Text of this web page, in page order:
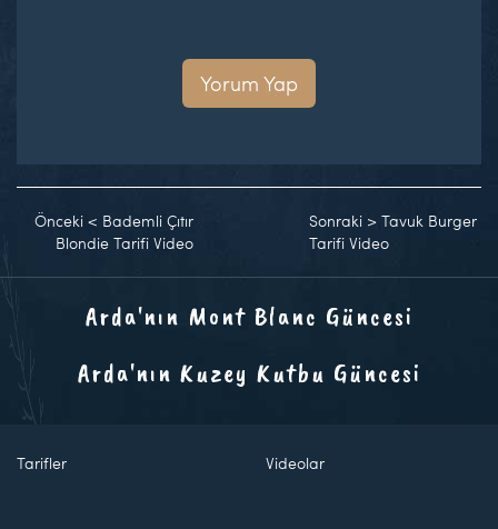
Yorum Yap
Önceki < Bademli Çıtır
Blondie Tarifi Video
Sonraki >Tavuk Burger
Tarifi Video
Arda'nın Mont Blanc Güncesi
Arda'nın Kuzey Kutbu Güncesi
Tarifler Videolar